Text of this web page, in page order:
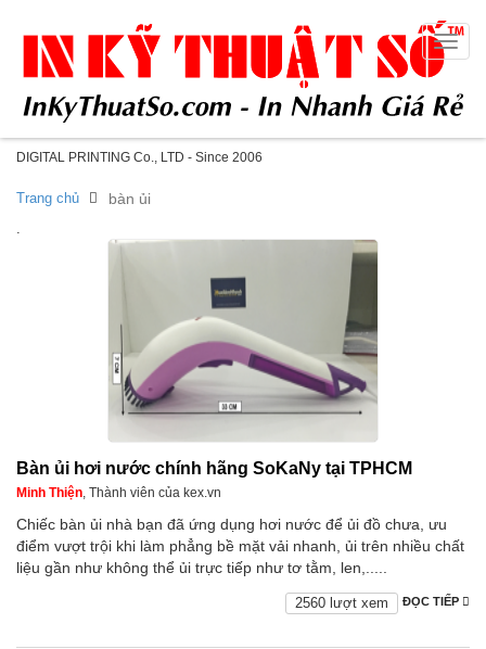
DIGITAL PRINTING Co., LTD - Since 2006
Toggle
Trang chủ bàn ủi
.
Bàn ủi hơi nước chính hãng SoKaNy tại TPHCM
Minh Thiện, Thành viên của kex.vn
Chiếc bàn ủi nhà bạn đã ứng dụng hơi nước để ủi đồ chưa, ưu
điểm vượt trội khi làm phẳng bề mặt vải nhanh, ủi trên nhiều chất
liệu gần như không thể ủi trực tiếp như tơ tằm, len,.....
ĐỌC TIẾP
2560 lượt xem